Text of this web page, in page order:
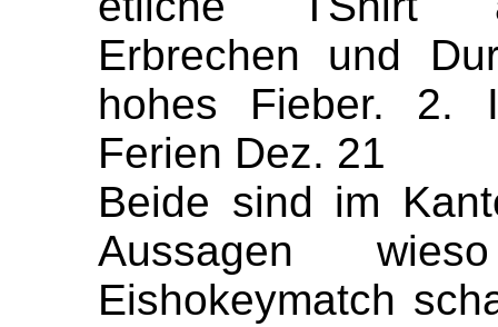
Erbrechen und
hohes Fieber. 2.
Ferien Dez. 21
Beide sind im
Aussagen
Eishokeymatch